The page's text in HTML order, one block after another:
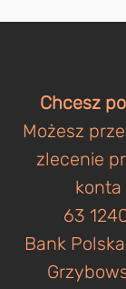
Chcesz
Możesz
zlecenie
konta
63
Bank